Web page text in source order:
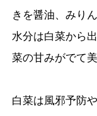
きを醤油、みり
水分は白菜から
菜の甘みがでて
白菜は風邪予防